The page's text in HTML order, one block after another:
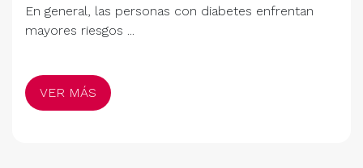
En general, las personas con diabetes enfrentan
mayores riesgos ...
VER MÁS